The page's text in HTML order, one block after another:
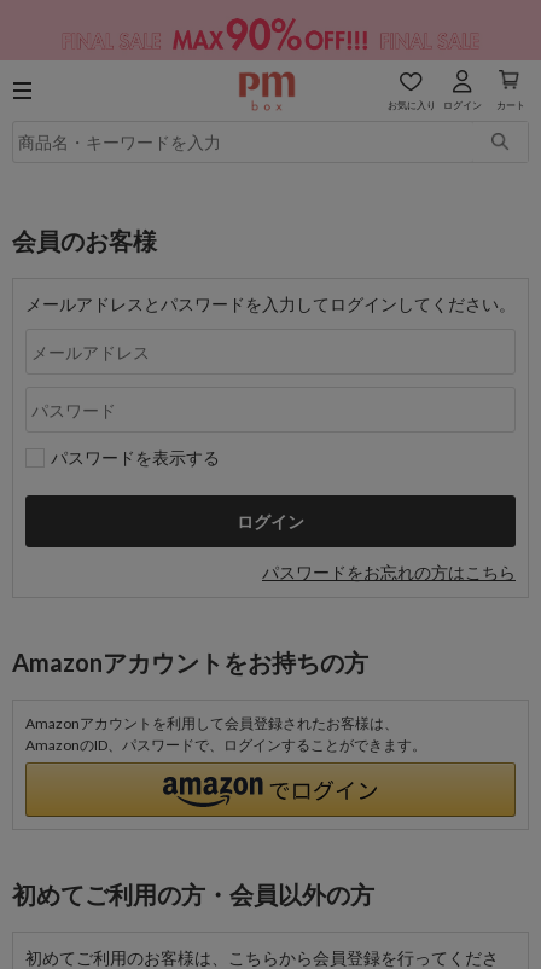
お気に入り ログイン カート
会員のお客様
メールアドレスとパスワードを入力してログインしてください。
パスワードを表示する
パスワードをお忘れの方はこちら
Amazonアカウントをお持ちの方
Amazonアカウントを利用して会員登録されたお客様は、
AmazonのID、パスワードで、ログインすることができます。
初めてご利用の方・会員以外の方
初めてご利用のお客様は、こちらから会員登録を行ってくださ